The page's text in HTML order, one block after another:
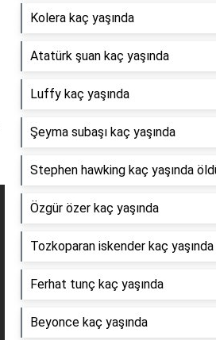
Kolera kaç yaşında
Atatürk şuan kaç yaşında
Luffy kaç yaşında
Şeyma subaşı kaç yaşında
Stephen hawking kaç yaşında
Özgür özer kaç yaşında
Tozkoparan iskender kaç yaşında
Ferhat tunç kaç yaşında
Beyonce kaç yaşında